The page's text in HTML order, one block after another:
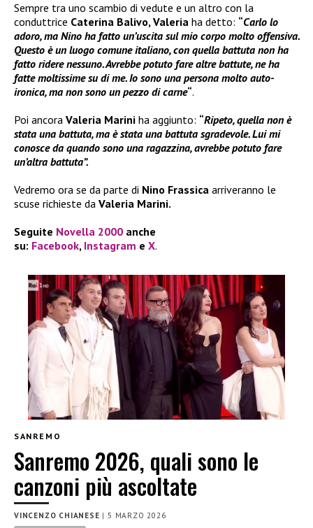
Sempre tra uno scambio di vedute e un altro con la
conduttrice Caterina Balivo, Valeria ha detto: “Carlo lo
adoro, ma Nino ha fatto un’uscita sul mio corpo molto offensiva.
Questo è un luogo comune italiano, con quella battuta non ha
fatto ridere nessuno. Avrebbe potuto fare altre battute, ne ha
fatte moltissime su di me. Io sono una persona molto auto-
ironica, ma non sono un pezzo di carne“.
Poi ancora Valeria Marini ha aggiunto: “Ripeto, quella non è
stata una battuta, ma è stata una battuta sgradevole. Lui mi
conosce da quando sono una ragazzina, avrebbe potuto fare
un’altra battuta”.
Vedremo ora se da parte di Nino Frassica arriveranno le
scuse richieste da Valeria Marini.
Seguite Novella 2000 anche
su: Facebook, Instagram e X.
SANREMO
Sanremo 2026, quali sono le
canzoni più ascoltate
VINCENZO CHIANESE | 5 MARZO 2026